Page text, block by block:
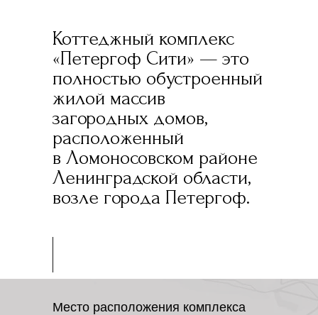
Коттеджный комплекс
«Петергоф Сити» — это
полностью обустроенный
жилой массив
загородных домов,
расположенный
в Ломоносовском районе
Ленинградской области,
возле города Петергоф.
Место расположения комплекса